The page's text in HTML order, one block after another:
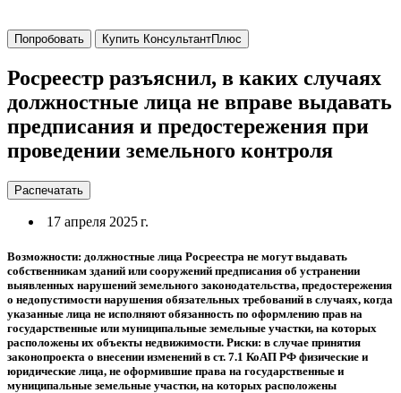
Попробовать Купить КонсультантПлюс
Росреестр разъяснил, в каких случаях
должностные лица не вправе выдавать
предписания и предостережения при
проведении земельного контроля
Распечатать
17 апреля 2025 г.
Возможности: должностные лица Росреестра не могут выдавать
собственникам зданий или сооружений предписания об устранении
выявленных нарушений земельного законодательства, предостережения
о недопустимости нарушения обязательных требований в случаях, когда
указанные лица не исполняют обязанность по оформлению прав на
государственные или муниципальные земельные участки, на которых
расположены их объекты недвижимости. Риски: в случае принятия
законопроекта о внесении изменений в ст. 7.1 КоАП РФ физические и
юридические лица, не оформившие права на государственные и
муниципальные земельные участки, на которых расположены